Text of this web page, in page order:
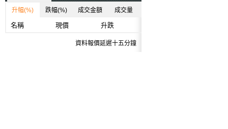
升幅(%) 跌幅(%) 成交金額 成交量
名稱 現價 升跌
資料報價延遲十五分鐘